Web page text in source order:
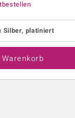
Zirkon
Gelb
Silber, platiniert